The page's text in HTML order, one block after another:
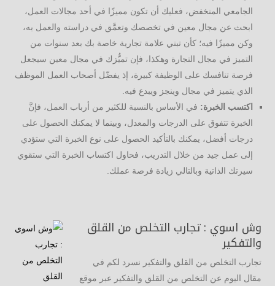
الجامعي المنخفض، فعليك أن تكون مميزًا في أحد مجالات العمل،
ابحث عن مجال معين في تخصصك وتعمَّق في دراسته والعمل به،
وكن مميزًا فيه؛ كأن تبني علامة تجارية خاصة بك بعد سنوات من
التميز في مجال التجارة وهكذا، فإن تميُّزك في مجال معين سيجعل
فرصة تنافسك على الوظيفة كبيرة، إذ يفضّل أصحاب العمل الموظف
الذي يتميز في مجال وينجز ويبدع فيه.
اكتسب الخبرة: في الأساس بالنسبة للكثير من أرباب العمل، فإنَّ
الخبرة تتفوق على الدرجات والمعدل، وبينما لا يمكنك الحصول على
درجات أفضل، يمكنك بالتأكيد الحصول على نوع الخبرة التي ستؤدي
إلى عمل جيد من خلال التدريب، فحاول اكتساب الخبرة التي ستقوي
سيرتك الذاتية وبالتالي زيادة فرصة عملك.
وش اسوي : تجارب التخلص من القلق
والتفكير
تجارب التخلص من القلق والتفكير نسرد لكم في
مقال اليوم عن التخلص من القلق والتفكير عبر موقع